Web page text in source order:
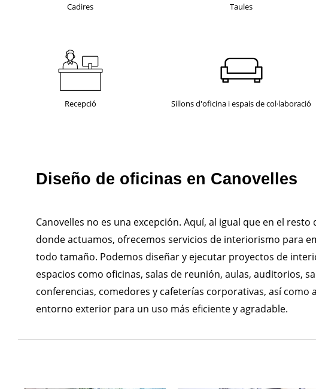
Cadires Taules
Recepció Sillons d'oficina i espais de col·laboració
Diseño de oficinas en Canovelles
Canovelles no es una excepción. Aquí, al igual que en el resto
donde actuamos, ofrecemos servicios de interiorismo para
todo tamaño. Podemos diseñar y ejecutar proyectos de
espacios como oficinas, salas de reunión, aulas, auditorios,
conferencias, comedores y cafeterías corporativas, así como
entorno exterior para un uso más eficiente y agradable.